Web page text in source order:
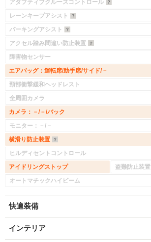
アダプティブクルーズコントロール
レーンキープアシスト
パーキングアシスト
アクセル踏み間違い防止装置
障害物センサー
エアバッグ：運転席/助手席/サイド/－
頸部衝撃緩和ヘッドレスト
全周囲カメラ
カメラ：－/－/バック
モニター：－/－
横滑り防止装置
ヒルディセントコントロール
アイドリングストップ
盗難防止装置
オートマチックハイビーム
快適装備
インテリア